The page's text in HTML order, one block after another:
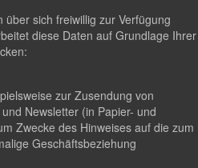
sich freiwillig zur Verfügung
diese Daten auf Grundlage Ihrer
zur Zusendung von
Newsletter (in Papier- und
Zwecke des Hinweises auf die zum
Geschäftsbeziehung